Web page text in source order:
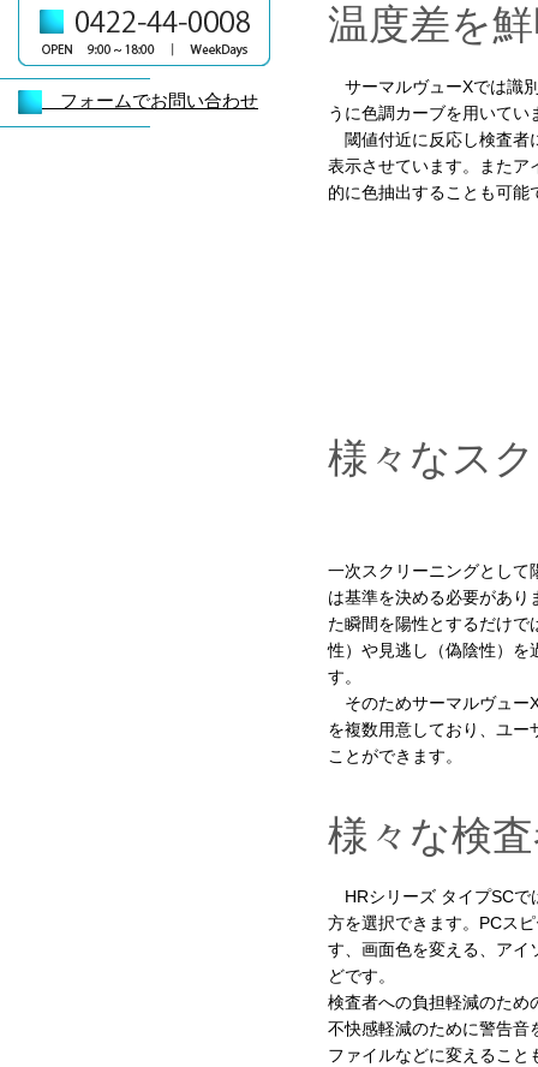
フォームでお問い合わせ
温度差を
サーマルヴューXでは識
うに色調カーブを用いてい
閾値付近に反応し検査者
表示させています。またア
的に色抽出することも可能
様々なス
一次スクリーニングとして
は基準を決める必要があり
た瞬間を陽性とするだけで
性）や見逃し（偽陰性）を
す。
そのためサーマルヴュー
を複数用意しており、ユー
ことができます。
様々な検
HRシリーズ タイプSCで
方を選択できます。PCス
す、画面色を変える、アイ
どです。
検査者への負担軽減のため
不快感軽減のために警告音
ファイルなどに変えること